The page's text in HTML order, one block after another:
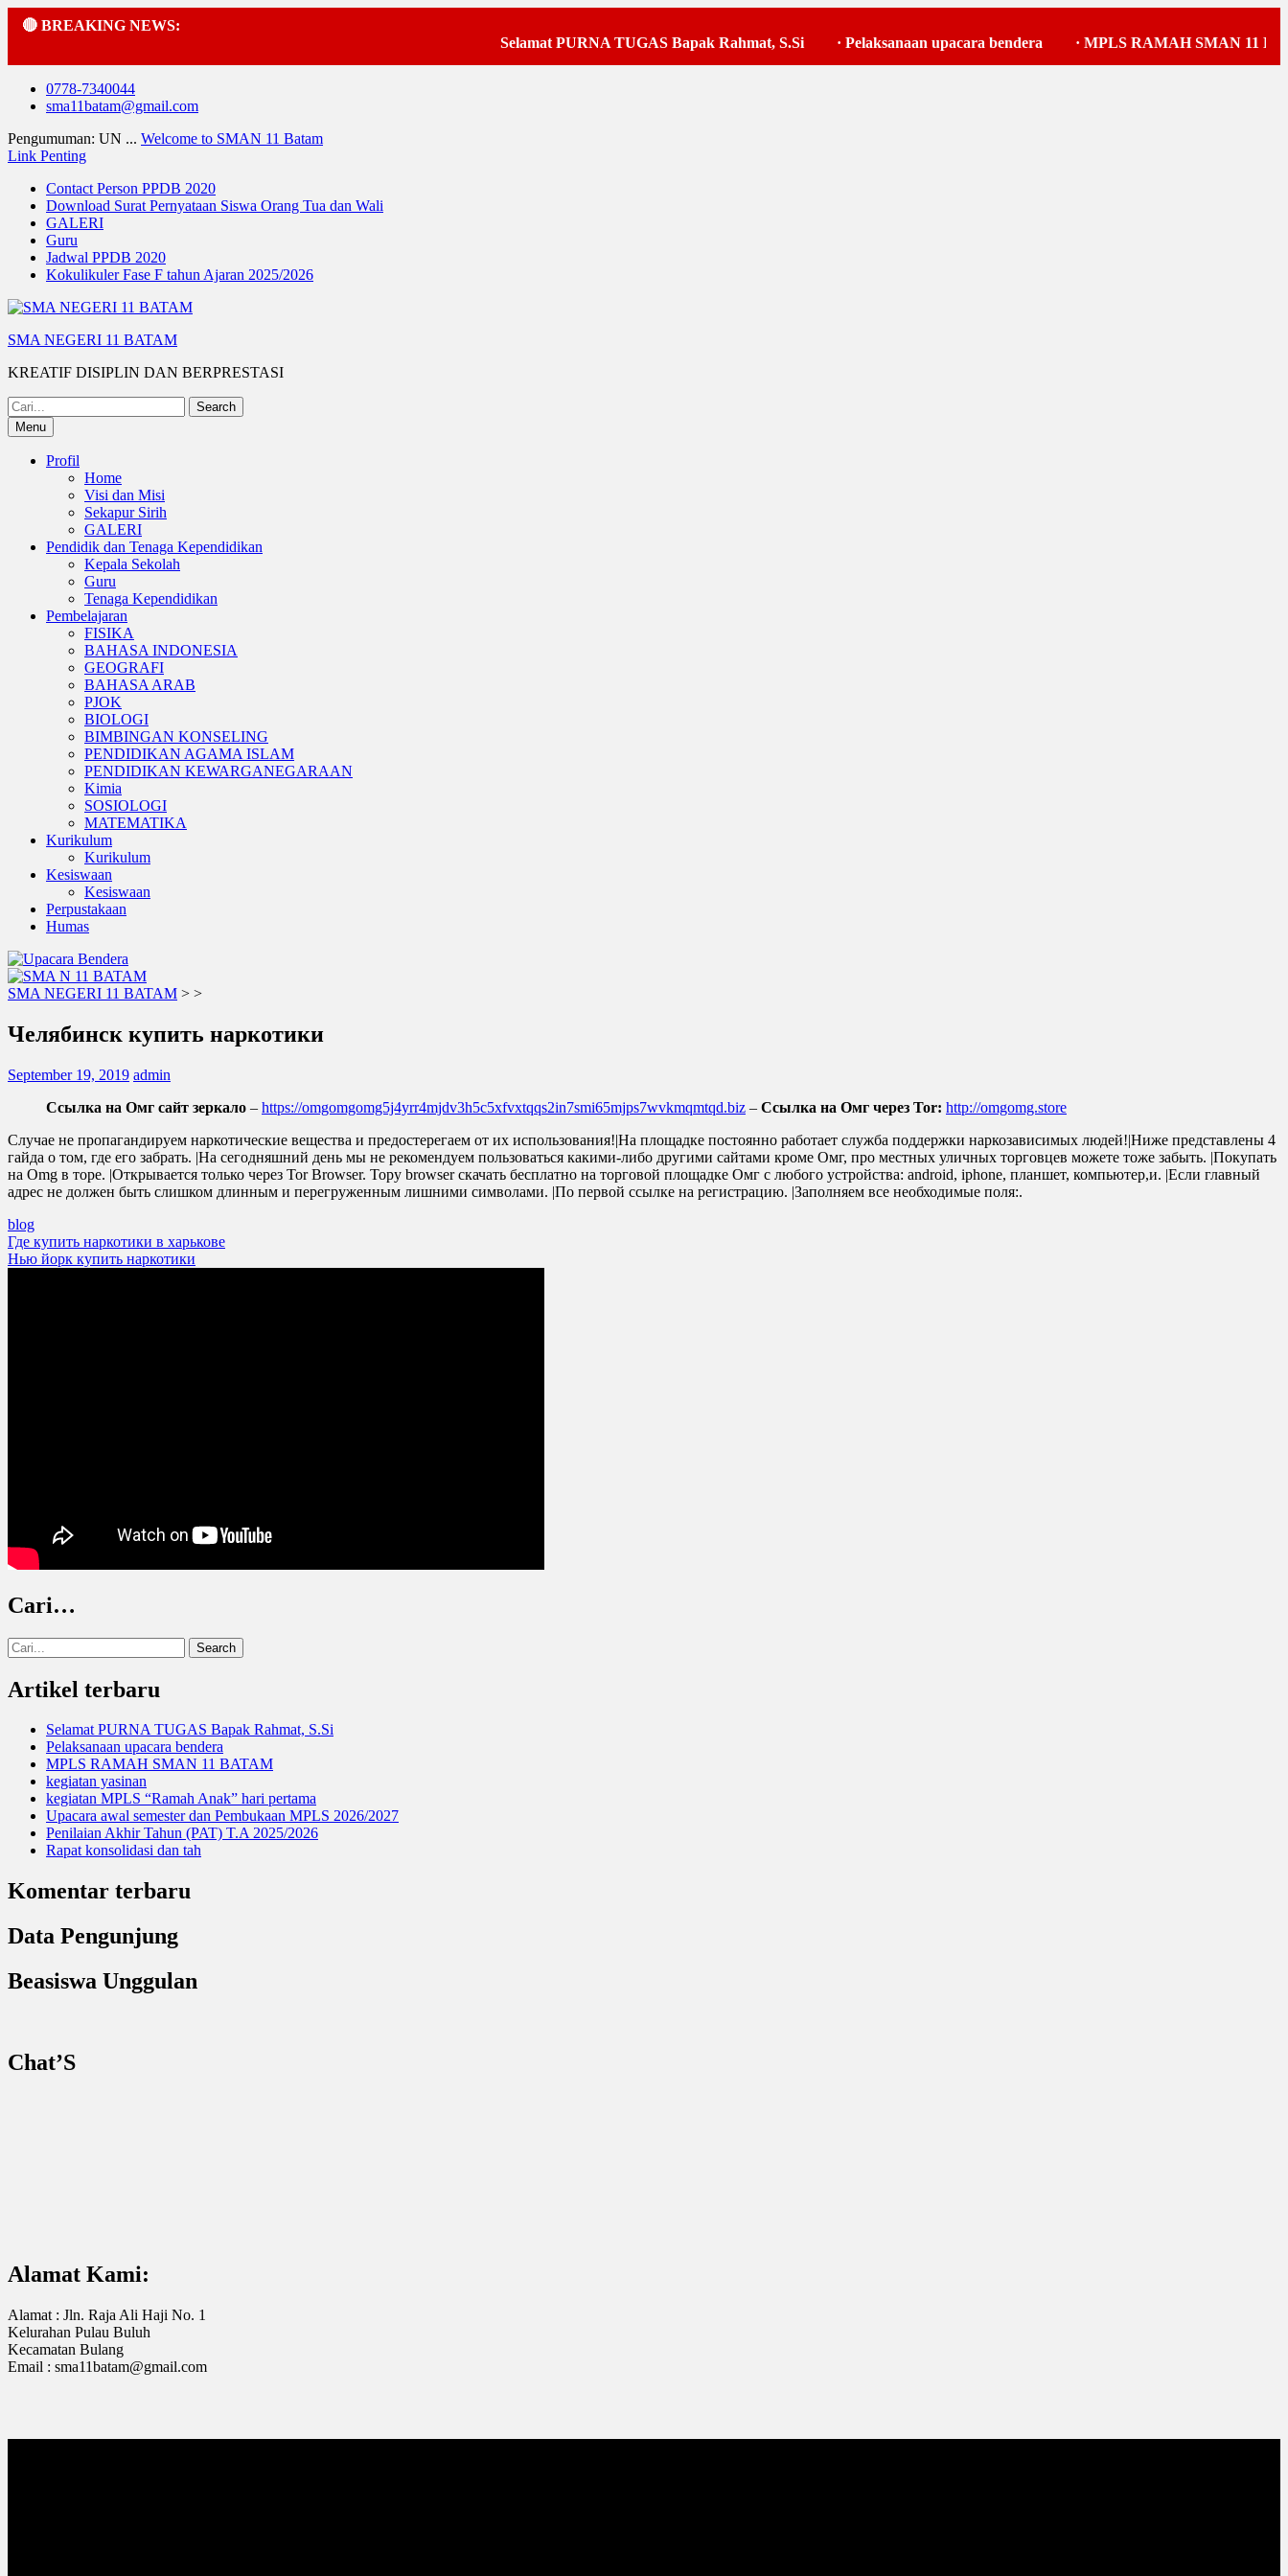
🔴 BREAKING NEWS:
Selamat PURNA TUGAS Bapak Rahmat, S.Si
· Pelaksanaan upacara bendera MPLS RAMAH SMAN 11
Skip
0778-7340044
sma11batam@gmail.com
Pengumuman: UN ... Welcome to SMAN 11 Batam
Link Penting
Contact Person PPDB 2020
Download Surat Pernyataan Siswa Orang Tua dan Wali
GALERI
Guru
Jadwal PPDB 2020
Kokulikuler Fase F tahun Ajaran 2025/2026
SMA NEGERI 11 BATAM
KREATIF DISIPLIN DAN BERPRESTASI
Search
for:Menu
Profil
Home
Visi dan Misi
Sekapur Sirih
GALERI
Pendidik dan Tenaga Kependidikan
Kepala Sekolah
Guru
Tenaga Kependidikan
Pembelajaran
FISIKA
BAHASA INDONESIA
GEOGRAFI
BAHASA ARAB
PJOK
BIOLOGI
BIMBINGAN KONSELING
PENDIDIKAN AGAMA ISLAM
PENDIDIKAN KEWARGANEGARAAN
Kimia
SOSIOLOGI
MATEMATIKA
Kurikulum
Kurikulum
Kesiswaan
Kesiswaan
Perpustakaan
Humas
SMA NEGERI 11 BATAM > >
Челябинск купить наркотики
September 19, 2019 admin
Ссылка на Омг сайт зеркало – https://omgomgomg5j4yrr4mjdv3h5c5xfvxtqqs2in7smi65mjps7wvkmqmtqd.biz – Ссылка на Омг через Tor: http://omgomg.store
Случае не пропагандируем наркотические вещества и предостерегаем от их использования!|На площадке постоянно работает служба поддержки наркозависимых людей!|Ниже представлены 4
гайда о том, где его забрать. |На сегодняшний день мы не рекомендуем пользоваться какими-либо другими сайтами кроме Омг, про местных уличных торговцев можете тоже забыть. |Покупать
на Omg в торе. |Открывается только через Tor Browser. Тору browser скачать бесплатно на торговой площадке Омг с любого устройства: android, iphone, планшет, компьютер,и. |Если главный
адрес не должен быть слишком длинным и перегруженным лишними символами. |По первой ссылке на регистрацию. |Заполняем все необходимые поля:.
blog
Post
navigation
Где купить наркотики в харькове
Нью йорк купить наркотики
Cari…
Search
for:
Artikel terbaru
Selamat PURNA TUGAS Bapak Rahmat, S.Si
Pelaksanaan upacara bendera
MPLS RAMAH SMAN 11 BATAM
kegiatan yasinan
kegiatan MPLS “Ramah Anak” hari pertama
Upacara awal semester dan Pembukaan MPLS 2026/2027
Penilaian Akhir Tahun (PAT) T.A 2025/2026
Rapat konsolidasi dan tah
Komentar terbaru
Data Pengunjung
Beasiswa Unggulan
Chat’S
Alamat Kami:
Alamat : Jln. Raja Ali Haji No. 1
Kelurahan Pulau Buluh
Kecamatan Bulang
Email : sma11batam@gmail.com